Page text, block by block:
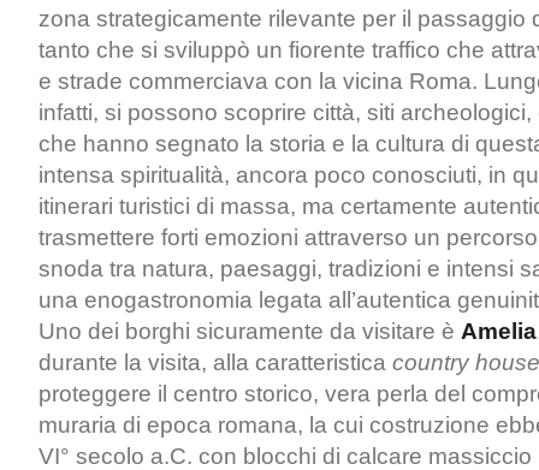
zona strategicamente rilevante per il passaggio
tanto che si sviluppò un fiorente traffico che
e strade commerciava con la vicina Roma.
infatti, si possono scoprire città, siti
che hanno segnato la storia e la cultura di
intensa spiritualità, ancora poco conosciuti, in
itinerari turistici di massa, ma certamente
trasmettere forti emozioni attraverso un
snoda tra natura, paesaggi, tradizioni e intensi
una enogastronomia legata all’autentica
Uno dei borghi sicuramente da visitare è Amelia
durante la visita, alla caratteristica country house
proteggere il centro storico, vera perla del
muraria di epoca romana, la cui costruzione
VI° secolo a.C. con blocchi di calcare massiccio